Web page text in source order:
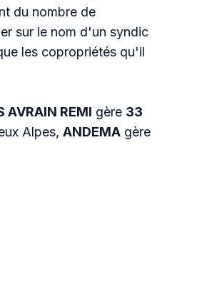
du nombre de
sur le nom d'un syndic
les copropriétés qu'il
AVRAIN REMI gère 33
Alpes, ANDEMA gère